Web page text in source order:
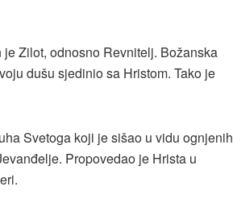
Zilot, odnosno Revnitelj. Božanska
dušu sjedinio sa Hristom. Tako je
Svetoga koji je sišao u vidu ognjenih
Propovedao je Hrista u